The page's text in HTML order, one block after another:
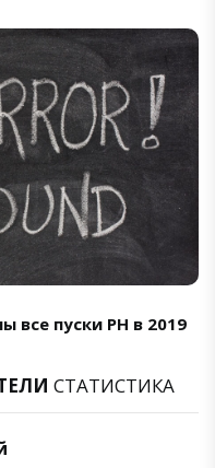
все пуски РН в 2019
СТАТИСТИКА